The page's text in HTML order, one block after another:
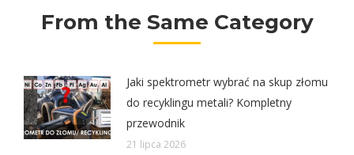
From the Same Category
Jaki spektrometr wybrać na skup złomu
do recyklingu metali? Kompletny
przewodnik
21 lipca 2026